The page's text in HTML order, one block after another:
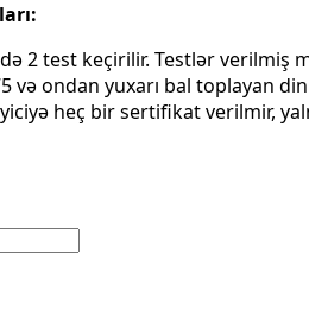
2 test keçirilir. Testlər verilmiş
və ondan yuxarı bal toplayan
heç bir sertifikat verilmir,